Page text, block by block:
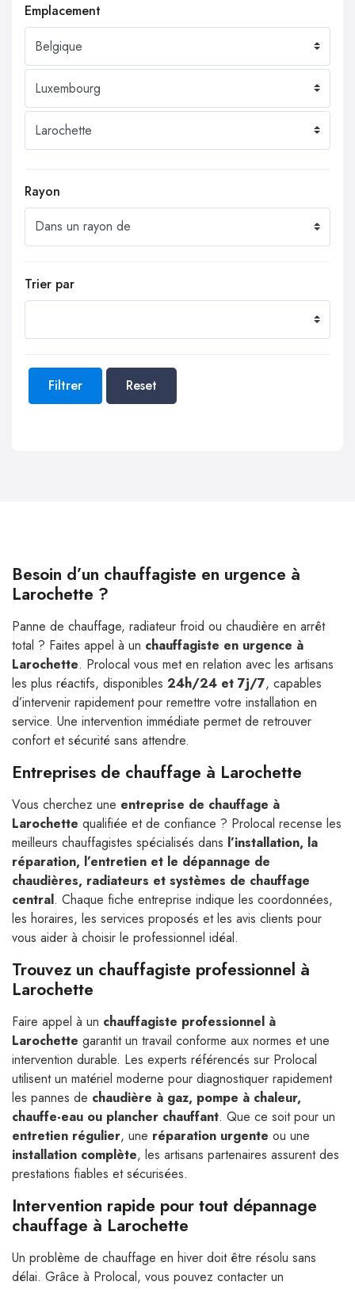
Emplacement
Rayon
Trier par
Filtrer Reset
Besoin d’un chauffagiste en urgence à
Larochette ?
Panne de chauffage, radiateur froid ou chaudière en arrêt
total ? Faites appel à un chauffagiste en urgence à
Larochette. Prolocal vous met en relation avec les artisans
les plus réactifs, disponibles 24h/24 et 7j/7, capables
d’intervenir rapidement pour remettre votre installation en
service. Une intervention immédiate permet de retrouver
confort et sécurité sans attendre.
Entreprises de chauffage à Larochette
Vous cherchez une entreprise de chauffage à
Larochette qualifiée et de confiance ? Prolocal recense les
meilleurs chauffagistes spécialisés dans l’installation, la
réparation, l’entretien et le dépannage de
chaudières, radiateurs et systèmes de chauffage
central. Chaque fiche entreprise indique les coordonnées,
les horaires, les services proposés et les avis clients pour
vous aider à choisir le professionnel idéal.
Trouvez un chauffagiste professionnel à
Larochette
Faire appel à un chauffagiste professionnel à
Larochette garantit un travail conforme aux normes et une
intervention durable. Les experts référencés sur Prolocal
utilisent un matériel moderne pour diagnostiquer rapidement
les pannes de chaudière à gaz, pompe à chaleur,
chauffe-eau ou plancher chauffant. Que ce soit pour un
entretien régulier, une réparation urgente ou une
installation complète, les artisans partenaires assurent des
prestations fiables et sécurisées.
Intervention rapide pour tout dépannage
chauffage à Larochette
Un problème de chauffage en hiver doit être résolu sans
délai. Grâce à Prolocal, vous pouvez contacter un